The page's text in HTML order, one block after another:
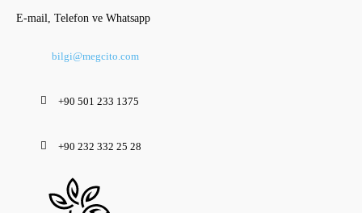
E-mail, Telefon ve Whatsapp
bilgi@megcito.com
+90 501 233 1375
+90 232 332 25 28